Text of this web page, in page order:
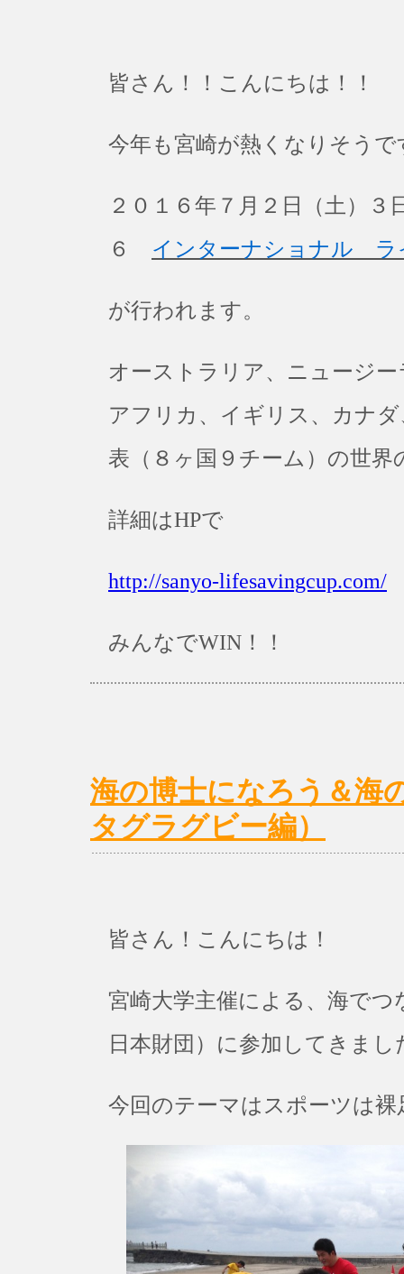
皆さん！！こんにちは！！
今年も宮崎が熱くなりそうで
２０１６年７月２日（土）
６ インターナショナル ラ
が行われます。
オーストラリア、ニュージ
アフリカ、イギリス、カナ
表（８ヶ国９チーム）の世
詳細はHPで
http://sanyo-lifesavingcup.com/
みんなでWIN！！
海の博士になろう＆海
タグラグビー編）
皆さん！こんにちは！
宮崎大学主催による、海で
日本財団）に参加してきまし
今回のテーマはスポーツは裸